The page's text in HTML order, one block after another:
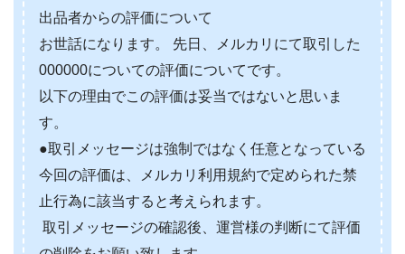
出品者からの評価について
お世話になります。 先日、メルカリにて取引した
000000についての評価についてです。
以下の理由でこの評価は妥当ではないと思いま
す。
●取引メッセージは強制ではなく任意となっている
今回の評価は、メルカリ利用規約で定められた禁
止行為に該当すると考えられます。
取引メッセージの確認後、運営様の判断にて評価